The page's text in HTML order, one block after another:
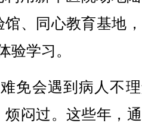
馆、同心教育基地
验学习。
会遇到病人不理
闷过。这些年，